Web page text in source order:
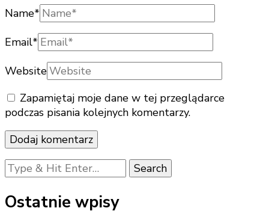
Name*
Email*
Website
Zapamiętaj moje dane w tej przeglądarce
podczas pisania kolejnych komentarzy.
Looking
for
Something?
Ostatnie wpisy